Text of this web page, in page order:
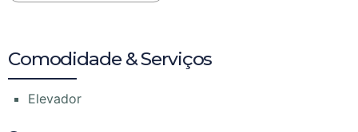
Comodidade & Serviços
Elevador